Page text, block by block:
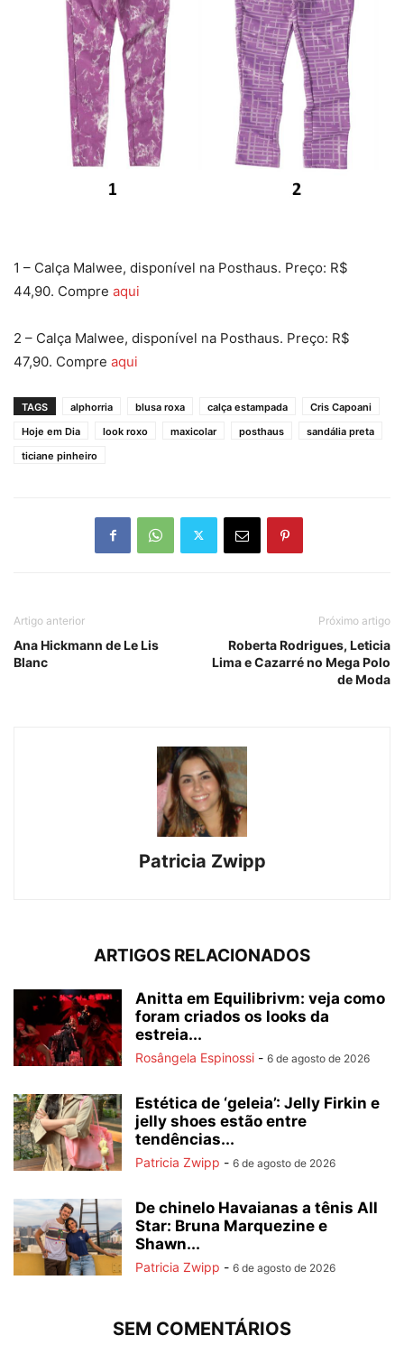
1 – Calça Malwee, disponível na Posthaus. Preço: R$
44,90. Compre aqui
2 – Calça Malwee, disponível na Posthaus. Preço: R$
47,90. Compre aqui
TAGS alphorria blusa roxa calça estampada
Cris Capoani
Hoje em Dia
look roxo maxicolar posthaus
sandália preta
ticiane pinheiro
Artigo anterior
Ana Hickmann de Le Lis
Blanc
Próximo artigo
Roberta Rodrigues, Leticia
Lima e Cazarré no Mega Polo
de Moda
Patricia Zwipp
ARTIGOS RELACIONADOS
Anitta em Equilibrivm: veja como
foram criados os looks da
estreia...
Rosângela Espinossi - 6 de agosto de 2026
Estética de ‘geleia’: Jelly Firkin e
jelly shoes estão entre
tendências...
Patricia Zwipp - 6 de agosto de 2026
De chinelo Havaianas a tênis All
Star: Bruna Marquezine e
Shawn...
Patricia Zwipp - 6 de agosto de 2026
SEM COMENTÁRIOS